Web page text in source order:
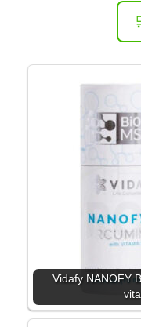
Vidafy NANOFY